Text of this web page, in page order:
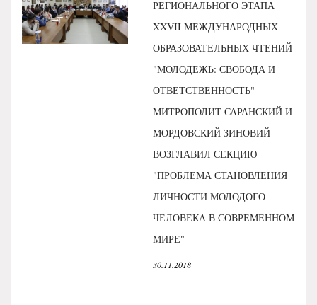
РЕГИОНАЛЬНОГО ЭТАПА
XXVII МЕЖДУНАРОДНЫХ
ОБРАЗОВАТЕЛЬНЫХ ЧТЕНИЙ
"МОЛОДЕЖЬ: СВОБОДА И
ОТВЕТСТВЕННОСТЬ"
МИТРОПОЛИТ САРАНСКИЙ И
МОРДОВСКИЙ ЗИНОВИЙ
ВОЗГЛАВИЛ СЕКЦИЮ
"ПРОБЛЕМА СТАНОВЛЕНИЯ
ЛИЧНОСТИ МОЛОДОГО
ЧЕЛОВЕКА В СОВРЕМЕННОМ
МИРЕ"
30.11.2018